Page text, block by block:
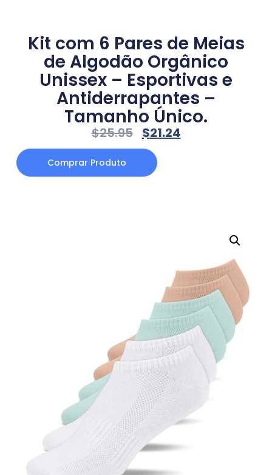
Kit com 6 Pares de Meias
de Algodão Orgânico
Unissex – Esportivas e
Antiderrapantes –
Tamanho Único.
$25.95 $21.24
Comprar Produto